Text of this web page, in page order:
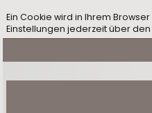
Ein Cookie wird in Ihrem
Einstellungen jederzeit über den